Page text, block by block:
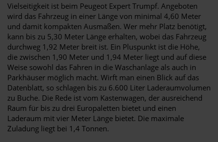
Vielseitigkeit ist beim Peugeot Expert Trumpf. Angeboten
wird das Fahrzeug in einer Länge von minimal 4,60 Meter
und damit kompakten Ausmaßen. Wer mehr Platz benötigt,
kann bis zu 5,30 Meter Länge erhalten, wobei das Fahrzeug
durchweg 1,92 Meter breit ist. Ein Pluspunkt ist die Höhe,
die zwischen 1,90 Meter und 1,94 Meter liegt und auf diese
Weise sowohl das Fahren in die Waschanlage als auch in
Parkhäuser möglich macht. Wirft man einen Blick auf das
Datenblatt, so schlagen bis zu 6.600 Liter Laderaumvolumen
zu Buche. Die Rede ist vom Kastenwagen, der ausreichend
Raum für bis zu drei Europaletten bietet und einen
Laderaum mit vier Meter Länge bietet. Die maximale
Zuladung liegt bei 1,4 Tonnen.